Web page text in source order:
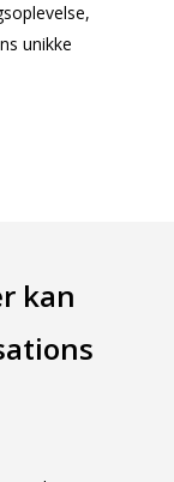
unikke
kan